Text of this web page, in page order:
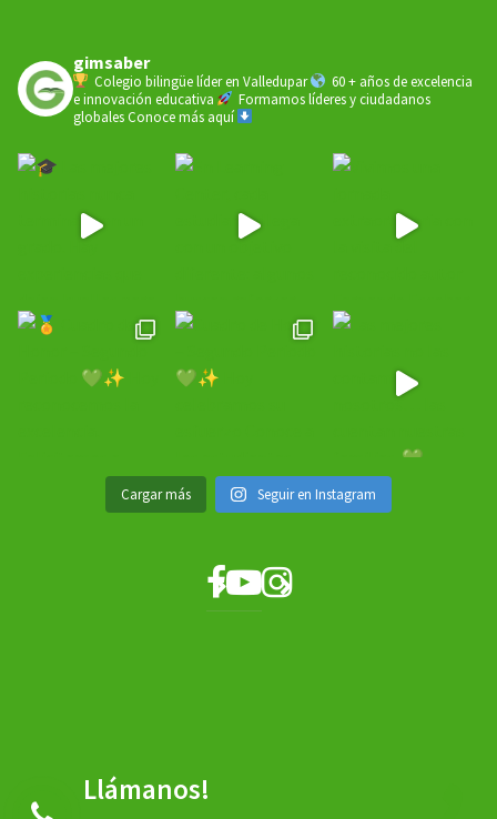
gimsaber
Colegio bilingüe líder en Valledupar
60 + años de excelencia
e innovación educativa
Formamos líderes y ciudadanos
globalesConoce más aquí
Cargar más Seguir en Instagram
Llámanos!